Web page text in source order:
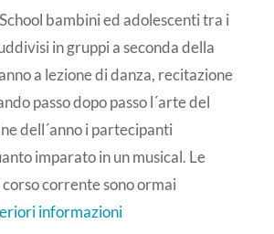
bambini ed adolescenti tra i
in gruppi a seconda della
a lezione di danza, recitazione
passo dopo passo l´arte del
dell´anno i partecipanti
imparato in un musical. Le
corrente sono ormai
informazioni